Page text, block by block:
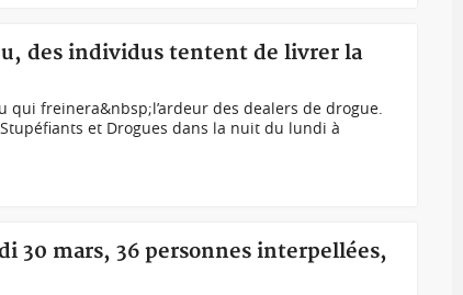
des individus tentent de livrer la
qui freinera&nbsp;l’ardeur des dealers de drogue.
et Drogues dans la nuit du lundi à
30 mars, 36 personnes interpellées,